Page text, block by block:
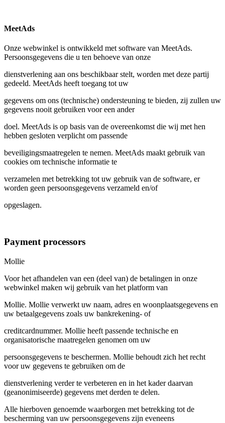
MeetAds
Onze webwinkel is ontwikkeld met software van MeetAds.
Persoonsgegevens die u ten behoeve van onze
dienstverlening aan ons beschikbaar stelt, worden met deze partij
gedeeld. MeetAds heeft toegang tot uw
gegevens om ons (technische) ondersteuning te bieden, zij zullen uw
gegevens nooit gebruiken voor een ander
doel. MeetAds is op basis van de overeenkomst die wij met hen
hebben gesloten verplicht om passende
beveiligingsmaatregelen te nemen. MeetAds maakt gebruik van
cookies om technische informatie te
verzamelen met betrekking tot uw gebruik van de software, er
worden geen persoonsgegevens verzameld en/of
opgeslagen.
Payment processors
Mollie
Voor het afhandelen van een (deel van) de betalingen in onze
webwinkel maken wij gebruik van het platform van
Mollie. Mollie verwerkt uw naam, adres en woonplaatsgegevens en
uw betaalgegevens zoals uw bankrekening- of
creditcardnummer. Mollie heeft passende technische en
organisatorische maatregelen genomen om uw
persoonsgegevens te beschermen. Mollie behoudt zich het recht
voor uw gegevens te gebruiken om de
dienstverlening verder te verbeteren en in het kader daarvan
(geanonimiseerde) gegevens met derden te delen.
Alle hierboven genoemde waarborgen met betrekking tot de
bescherming van uw persoonsgegevens zijn eveneens